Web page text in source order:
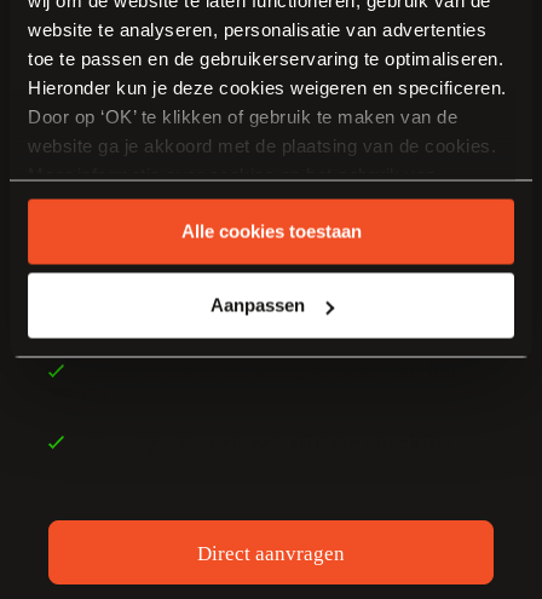
website te analyseren, personalisatie van advertenties
toe te passen en de gebruikerservaring te optimaliseren.
Hieronder kun je deze cookies weigeren en specificeren.
Door op ‘OK’ te klikken of gebruik te maken van de
website ga je akkoord met de plaatsing van de cookies.
Meer informatie over cookies en het gebruik van
persoonsgegevens door Van Manen Keukens vind je
Alle cookies toestaan
Aanpassen
Vraag onsgratis
inspiratie magazine aan.
keuken inspiratie en trends
Direct aanvragen